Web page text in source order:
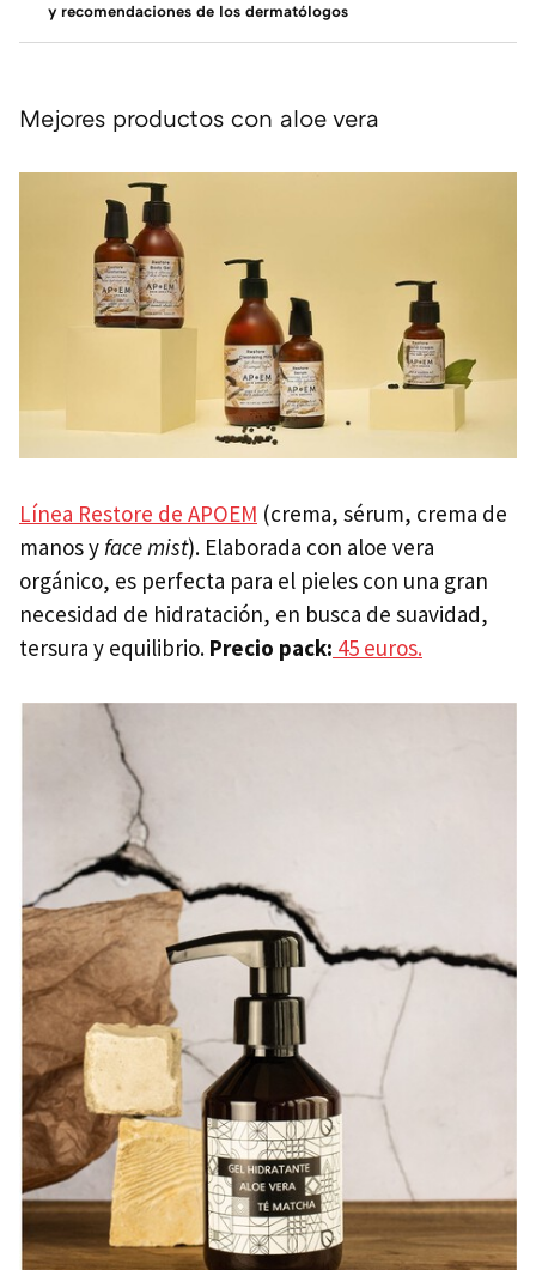
y recomendaciones de los dermatólogos
Mejores productos con aloe vera
Línea Restore de APOEM (crema, sérum, crema de
manos y face mist). Elaborada con aloe vera
orgánico, es perfecta para el pieles con una gran
necesidad de hidratación, en busca de suavidad,
tersura y equilibrio. Precio pack: 45 euros.